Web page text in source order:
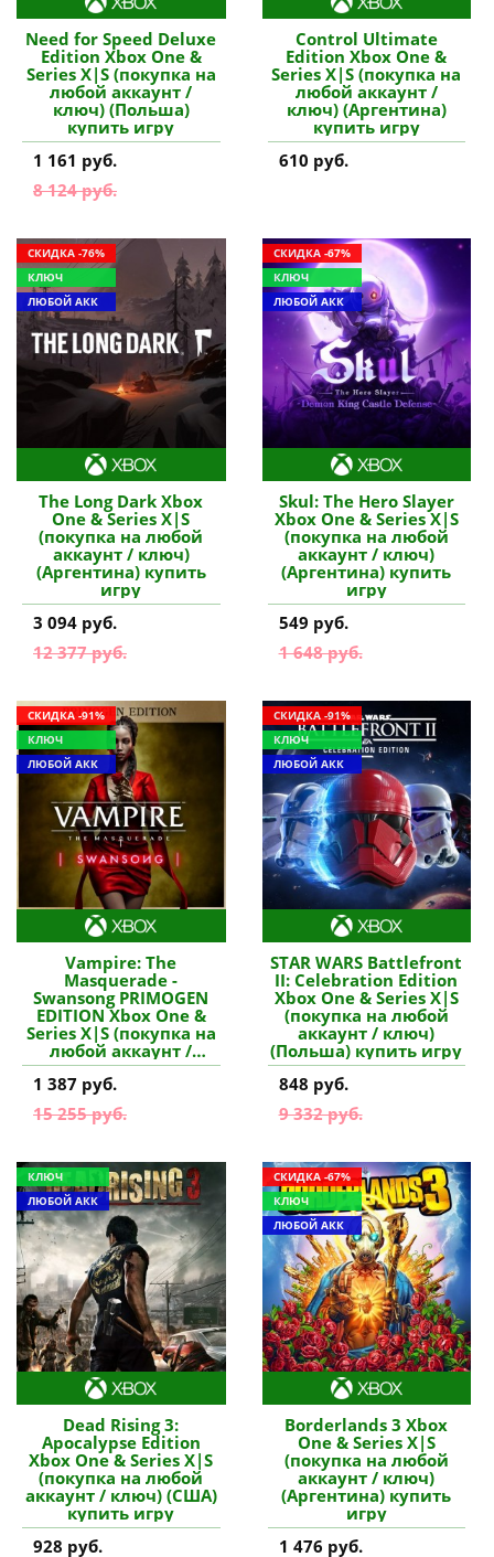
Need for Speed Deluxe
Edition Xbox One &
Series X|S (покупка на
любой аккаунт /
ключ) (Польша)
купить игру
1 161 руб.
8 124 руб.
Control Ultimate
Edition Xbox One &
Series X|S (покупка на
любой аккаунт /
ключ) (Аргентина)
купить игру
610 руб.
СКИДКА -76%
КЛЮЧ
ЛЮБОЙ АКК
The Long Dark Xbox
One & Series X|S
(покупка на любой
аккаунт / ключ)
(Аргентина) купить
игру
3 094 руб.
12 377 руб.
СКИДКА -67%
КЛЮЧ
ЛЮБОЙ АКК
Skul: The Hero Slayer
Xbox One & Series X|S
(покупка на любой
аккаунт / ключ)
(Аргентина) купить
игру
549 руб.
1 648 руб.
СКИДКА -91%
КЛЮЧ
ЛЮБОЙ АКК
Vampire: The
Masquerade -
Swansong PRIMOGEN
EDITION Xbox One &
Series X|S (покупка на
любой аккаунт /
ключ) (Аргентина)
купить игру
1 387 руб.
15 255 руб.
СКИДКА -91%
КЛЮЧ
ЛЮБОЙ АКК
STAR WARS Battlefront
II: Celebration Edition
Xbox One & Series X|S
(покупка на любой
аккаунт / ключ)
(Польша) купить игру
848 руб.
9 332 руб.
КЛЮЧ
ЛЮБОЙ АКК
Dead Rising 3:
Apocalypse Edition
Xbox One & Series X|S
(покупка на любой
аккаунт / ключ) (США)
купить игру
928 руб.
СКИДКА -67%
КЛЮЧ
ЛЮБОЙ АКК
Borderlands 3 Xbox
One & Series X|S
(покупка на любой
аккаунт / ключ)
(Аргентина) купить
игру
1 476 руб.